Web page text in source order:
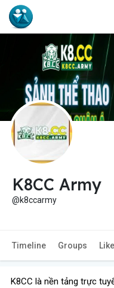
K8CC Army
@k8ccarmy
Timeline Groups
K8CC là nền tảng trực